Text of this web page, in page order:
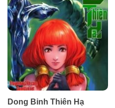
Dong Binh Thiên Hạ